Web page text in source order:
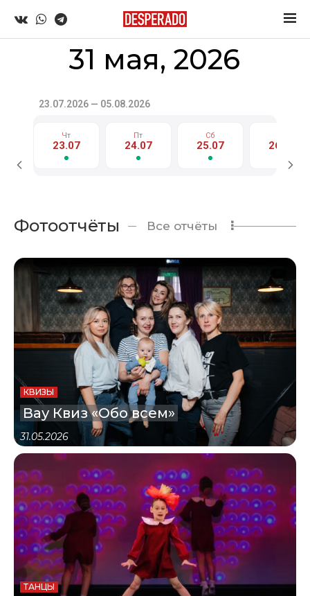
31 мая, 2026
23.07.2026 — 05.08.2026
Чт
23.07
Пт
24.07
Сб
25.07 26.07
Фотоотчёты Все отчёты
КВИЗЫ
Вау Квиз «Обо всем»
31.05.2026
ТАНЦЫ